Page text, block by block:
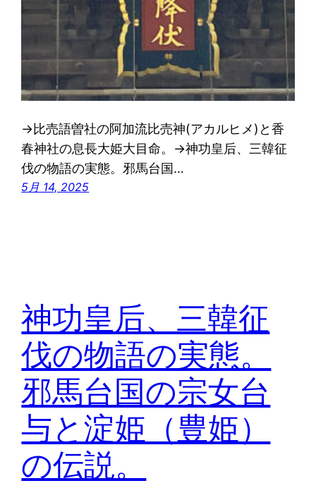
→比売語曽社の阿加流比売神(アカルヒメ)と香
春神社の息長大姫大目命。→神功皇后、三韓征
伐の物語の実態。邪馬台国…
5月 14, 2025
神功皇后、三韓征
伐の物語の実態。
邪馬台国の宗女台
与と淀姫（豊姫）
の伝説。